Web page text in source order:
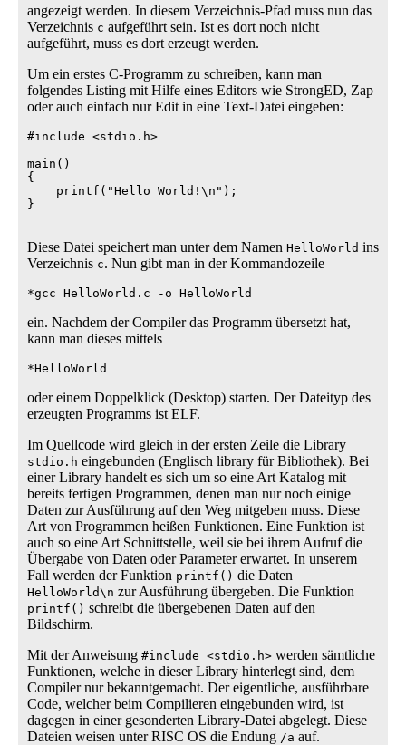
angezeigt werden. In diesem Verzeichnis-Pfad muss nun das
Verzeichnis c aufgeführt sein. Ist es dort noch nicht
aufgeführt, muss es dort erzeugt werden.
Um ein erstes C-Programm zu schreiben, kann man
folgendes Listing mit Hilfe eines Editors wie StrongED, Zap
oder auch einfach nur Edit in eine Text-Datei eingeben:
#include <stdio.h>
main()
{
    printf("Hello World!\n");
}
Diese Datei speichert man unter dem Namen HelloWorld ins
Verzeichnis c. Nun gibt man in der Kommandozeile
*gcc HelloWorld.c -o HelloWorld
ein. Nachdem der Compiler das Programm übersetzt hat,
kann man dieses mittels
*HelloWorld
oder einem Doppelklick (Desktop) starten. Der Dateityp des
erzeugten Programms ist ELF.
Im Quellcode wird gleich in der ersten Zeile die Library
stdio.h eingebunden (Englisch library für Bibliothek). Bei
einer Library handelt es sich um so eine Art Katalog mit
bereits fertigen Programmen, denen man nur noch einige
Daten zur Ausführung auf den Weg mitgeben muss. Diese
Art von Programmen heißen Funktionen. Eine Funktion ist
auch so eine Art Schnittstelle, weil sie bei ihrem Aufruf die
Übergabe von Daten oder Parameter erwartet. In unserem
Fall werden der Funktion printf() die Daten
HelloWorld\n zur Ausführung übergeben. Die Funktion
printf() schreibt die übergebenen Daten auf den
Bildschirm.
Mit der Anweisung #include <stdio.h> werden sämtliche
Funktionen, welche in dieser Library hinterlegt sind, dem
Compiler nur bekanntgemacht. Der eigentliche, ausführbare
Code, welcher beim Compilieren eingebunden wird, ist
dagegen in einer gesonderten Library-Datei abgelegt. Diese
Dateien weisen unter RISC OS die Endung /a auf.